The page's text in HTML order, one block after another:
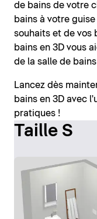
de bains de votre
bains à votre
souhaits et de vos
bains en 3D vous
de la salle de
Lancez dès
bains en 3D avec
pratiques !
Taille S